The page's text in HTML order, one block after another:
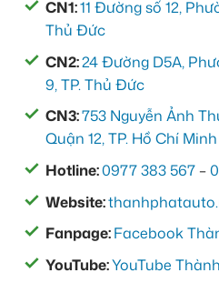
CN1:11 Đường số 12,
Thủ Đức
CN2:24 Đường D5A,
9, TP. Thủ Đức
CN3:753 Nguyễn Ảnh
Quận 12, TP. Hồ Chí Minh
Hotline:0977 383 567 –
Website:
Fanpage:Facebook
YouTube:YouTube